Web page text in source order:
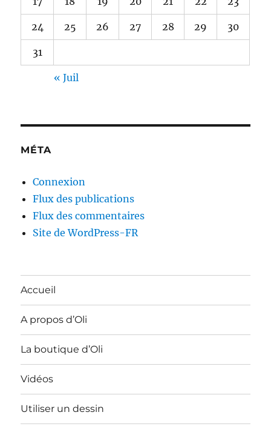
24 25 26 27 28 29 30
31
« Juil
MÉTA
Connexion
Flux des publications
Flux des commentaires
Site de WordPress-FR
Accueil
A propos d’Oli
La boutique d’Oli
Vidéos
Utiliser un dessin